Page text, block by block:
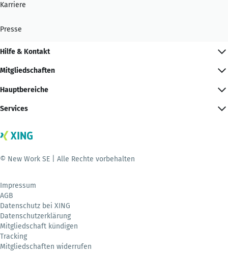
Karriere
Presse
Hilfe & Kontakt
Mitgliedschaften
Hauptbereiche
Services
© New Work SE | Alle Rechte vorbehalten
Impressum
AGB
Datenschutz bei XING
Datenschutzerklärung
Mitgliedschaft kündigen
Tracking
Mitgliedschaften widerrufen